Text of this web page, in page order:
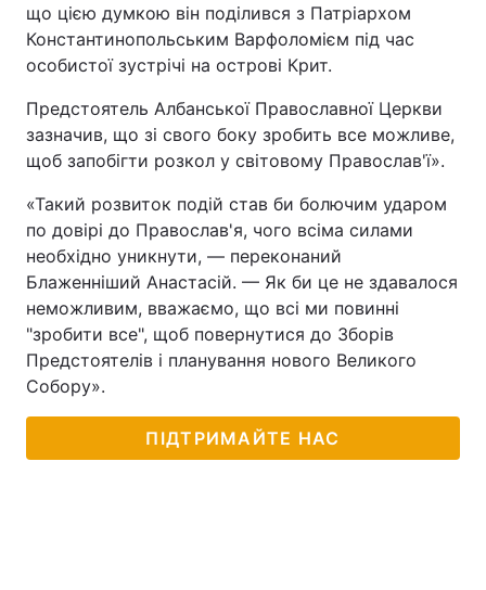
Тема оформлення
що цією думкою він поділився з Патріархом
Константинопольським Варфоломієм під час
особистої зустрічі на острові Крит.
Предстоятель Албанської Православної Церкви
зазначив, що зі свого боку зробить все можливе,
щоб запобігти розкол у світовому Православ'ї».
«Такий розвиток подій став би болючим ударом
по довірі до Православ'я, чого всіма силами
необхідно уникнути, — переконаний
Блаженніший Анастасій. — Як би це не здавалося
неможливим, вважаємо, що всі ми повинні
"зробити все", щоб повернутися до Зборів
Предстоятелів і планування нового Великого
Собору».
ПІДТРИМАЙТЕ НАС